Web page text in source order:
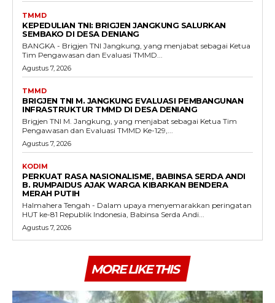
TMMD
KEPEDULIAN TNI: BRIGJEN JANGKUNG SALURKAN
SEMBAKO DI DESA DENIANG
BANGKA - Brigjen TNI Jangkung, yang menjabat sebagai Ketua
Tim Pengawasan dan Evaluasi TMMD...
Agustus 7, 2026
TMMD
BRIGJEN TNI M. JANGKUNG EVALUASI PEMBANGUNAN
INFRASTRUKTUR TMMD DI DESA DENIANG
Brigjen TNI M. Jangkung, yang menjabat sebagai Ketua Tim
Pengawasan dan Evaluasi TMMD Ke-129,...
Agustus 7, 2026
KODIM
PERKUAT RASA NASIONALISME, BABINSA SERDA ANDI
B. RUMPAIDUS AJAK WARGA KIBARKAN BENDERA
MERAH PUTIH
Halmahera Tengah - Dalam upaya menyemarakkan peringatan
HUT ke-81 Republik Indonesia, Babinsa Serda Andi...
Agustus 7, 2026
MORE LIKE THIS